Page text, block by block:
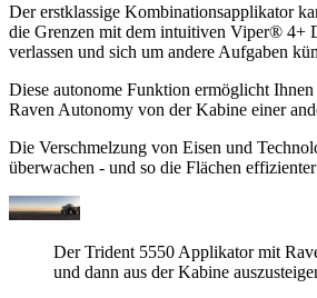
Der erstklassige Kombinationsapplikator
die Grenzen mit dem intuitiven Viper® 4+
verlassen und sich um andere Aufgaben
Diese autonome Funktion ermöglicht
Raven Autonomy von der Kabine einer
Die Verschmelzung von Eisen und
überwachen - und so die Flächen
Der Trident 5550 Applikator mit
und dann aus der Kabine